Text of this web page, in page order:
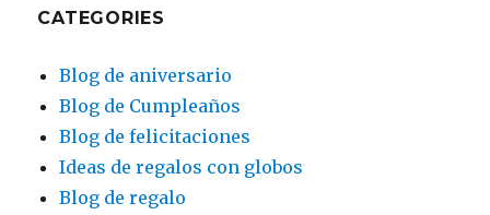
CATEGORIES
Blog de aniversario
Blog de Cumpleaños
Blog de felicitaciones
Ideas de regalos con globos
Blog de regalo